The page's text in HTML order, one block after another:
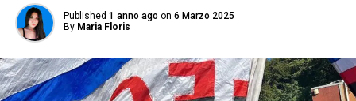
Published 1 anno ago on 6 Marzo 2025
By Maria Floris